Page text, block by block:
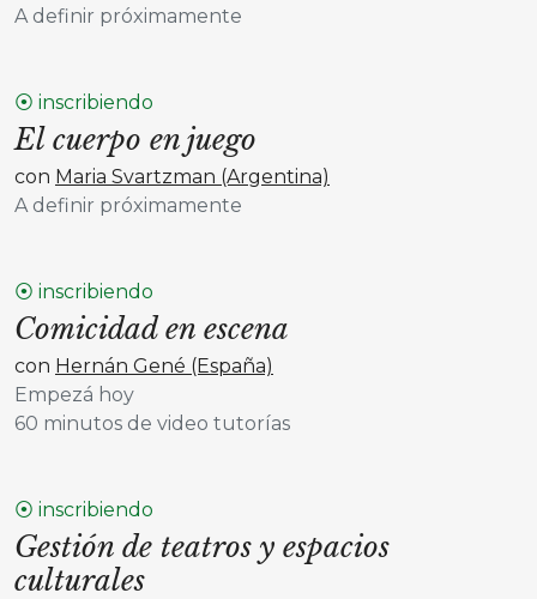
A definir próximamente
⦿ inscribiendo
El cuerpo en juego
con Maria Svartzman (Argentina)
A definir próximamente
⦿ inscribiendo
Comicidad en escena
con Hernán Gené (España)
Empezá hoy
60 minutos de video tutorías
⦿ inscribiendo
Gestión de teatros y espacios
culturales